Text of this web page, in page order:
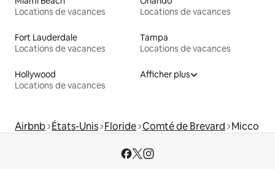
Locations de vacances
Locations de vacances
Fort Lauderdale
Locations de vacances
Tampa
Locations de vacances
Hollywood
Locations de vacances
Afficher plus
Airbnb États-Unis Floride Comté de Brevard Micco